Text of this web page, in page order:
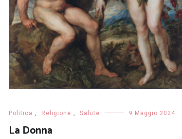
Politica Religione Salute 9 Maggio 2024
La Donna